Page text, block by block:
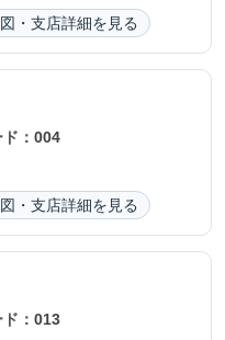
・支店詳細を見る
ド：004
・支店詳細を見る
ド：013